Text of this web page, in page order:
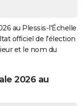
au Plessis-l'Échelle
officiel de l'élection
et le nom du
2026 au